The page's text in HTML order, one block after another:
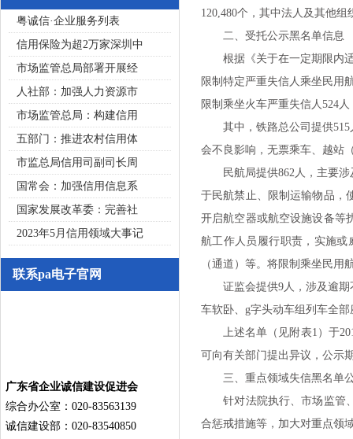
粤诚信·企业服务列表
信用保险为超2万家深圳中
市场监管总局部署开展经
人社部：加强人力资源市
市场监管总局：构建信用
五部门：推进农村信用体
市监总局信用司副司长周
国常会：加强信用信息系
国家发展改革委：完善社
2023年5月信用领域大事记
联系pa电子官网
广东省企业诚信建设促进会
综合办公室：020-83563139
诚信建设部：020-83540850
120,480个，其中法人及其他组
二、受托公示黑名单信息
根据《关于在一定期限内适
限制特定严重失信人乘坐民用
限制乘坐火车严重失信人524
其中，铁路总公司提供515
会不良影响，无票乘车、越站
民航局提供862人，主要涉
于民航禁止、限制运输物品，
开启航空器或航空设施设备等
航工作人员履行职责，实施
（通道）等。将限制乘坐民用
证监会提供9人，涉及逾期
车软卧、g字头动车组列车全
上述名单（见附表1）于
可向有关部门提出异议，公示
三、重点领域失信黑名单
针对法院执行、市场监管、
合惩戒措施等，加大对重点领